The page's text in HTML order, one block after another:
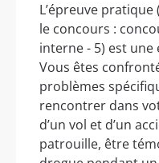
L’épreuve
le concours :
interne - 5) est une
Vous êtes
problèmes
rencontrer dans
d’un vol et d’un
patrouille, être